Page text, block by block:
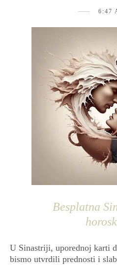
6:47
Besplatna
U Sinastriji, uporednoj karti
bismo utvrdili prednosti i